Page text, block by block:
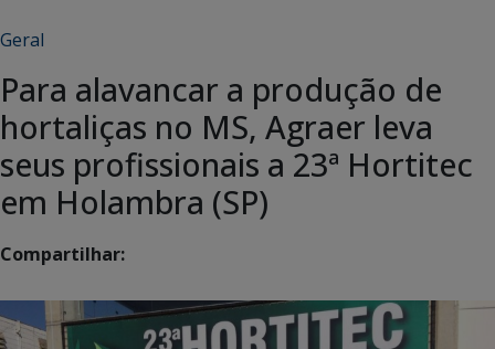
Geral
Para alavancar a produção de
hortaliças no MS, Agraer leva
seus profissionais a 23ª Hortitec
em Holambra (SP)
Compartilhar: